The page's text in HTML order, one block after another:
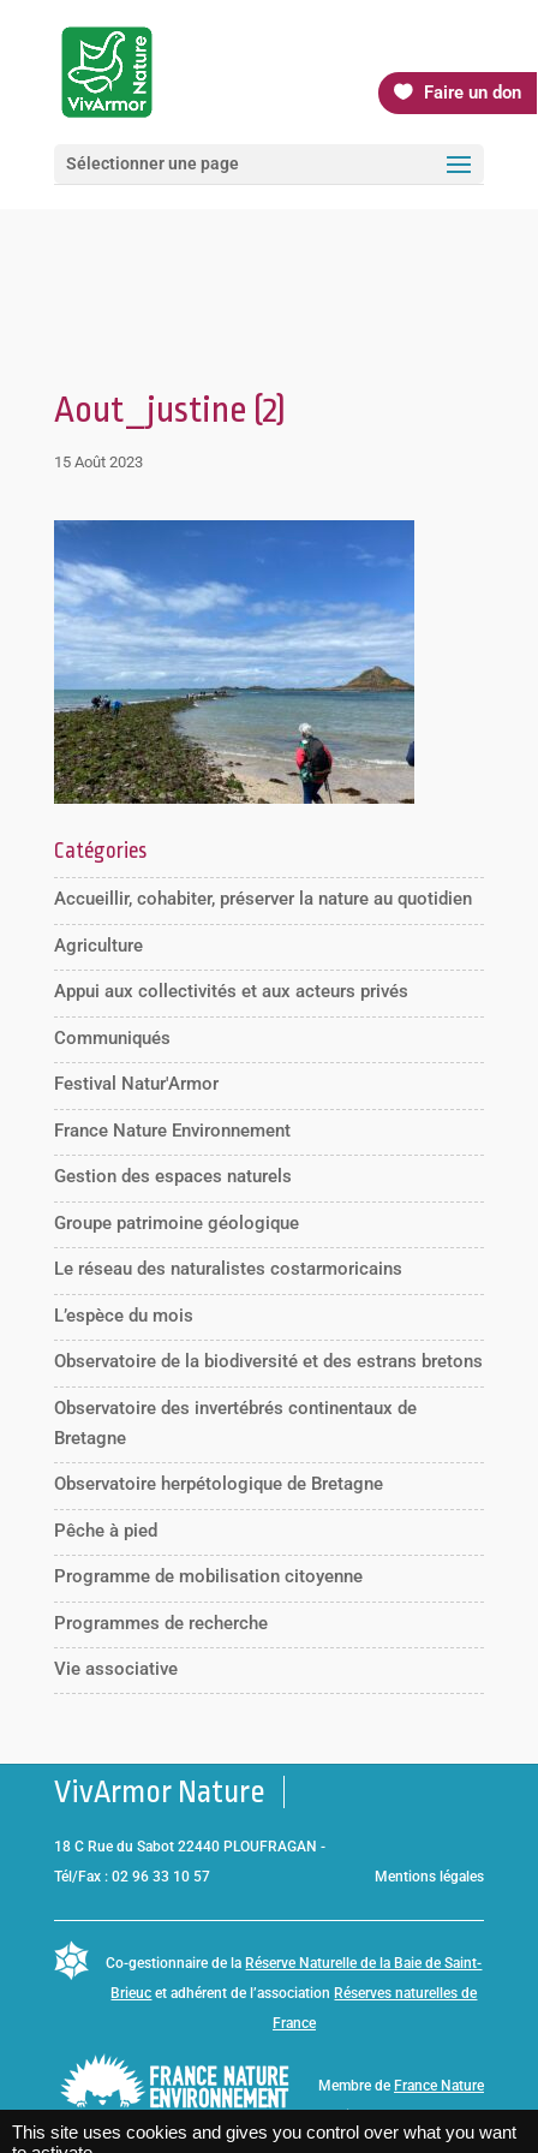
Faire un don
Sélectionner une page
Aout_justine (2)
15 Août 2023
Catégories
Accueillir, cohabiter, préserver la nature au quotidien
Agriculture
Appui aux collectivités et aux acteurs privés
Communiqués
Festival Natur'Armor
France Nature Environnement
Gestion des espaces naturels
Groupe patrimoine géologique
Le réseau des naturalistes costarmoricains
L’espèce du mois
Observatoire de la biodiversité et des estrans bretons
Observatoire des invertébrés continentaux de
Bretagne
Observatoire herpétologique de Bretagne
Pêche à pied
Programme de mobilisation citoyenne
Programmes de recherche
Vie associative
VivArmor Nature
18 C Rue du Sabot 22440 PLOUFRAGAN -
Tél/Fax : 02 96 33 10 57
Mentions légales
Co-gestionnaire de la Réserve Naturelle de la Baie de Saint-
Brieuc et adhérent de l’association Réserves naturelles de
France
Membre de France Nature
This site uses cookies and gives you control over what you want